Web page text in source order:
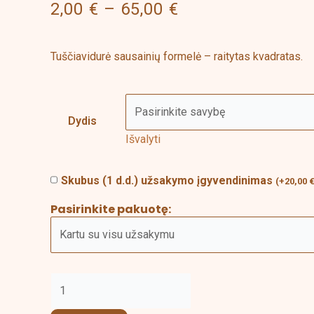
2,00 € – 65,00 €
Tuščiavidurė sausainių formelė – raitytas kvadratas.
Dydis
Išvalyti
Skubus (1 d.d.) užsakymo įgyvendinimas (+20,00 €
Pasirinkite pakuotę:
Kvadratas